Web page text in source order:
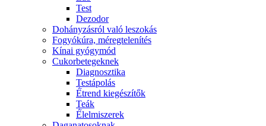
Test
Dezodor
Dohányzásról való leszokás
Fogyókúra, méregtelenítés
Kínai gyógymód
Cukorbetegeknek
Diagnosztika
Testápolás
É́trend kiegészítők
Teák
É́lelmiszerek